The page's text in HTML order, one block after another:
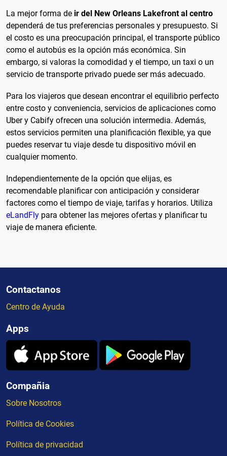
La mejor forma de ir del New Orleans Lakefront al centro
dependerá de tus preferencias personales y presupuesto. Si
el costo es una preocupación principal, el transporte público
como el autobús es la opción más económica. Sin
embargo, si valoras la comodidad y el tiempo, un taxi o un
servicio de transporte privado puede ser más adecuado.
Para los viajeros que desean encontrar el equilibrio perfecto
entre costo y conveniencia, servicios de aplicaciones como
Uber y Cabify ofrecen una solución intermedia. Además,
estos servicios permiten una planificación flexible, ya que
puedes reservar tu viaje desde tu dispositivo móvil en
cualquier momento.
Independientemente de la opción que elijas, es
recomendable planificar con anticipación y considerar
factores como el tiempo de viaje, tarifas y horarios. Utiliza
eLandFly para obtener las mejores ofertas y planificar tu
viaje de manera eficiente.
Contactanos
Centro de Ayuda
Apps
Compañia
Sobre Nosotros
Política de Cookies
Política de privacidad